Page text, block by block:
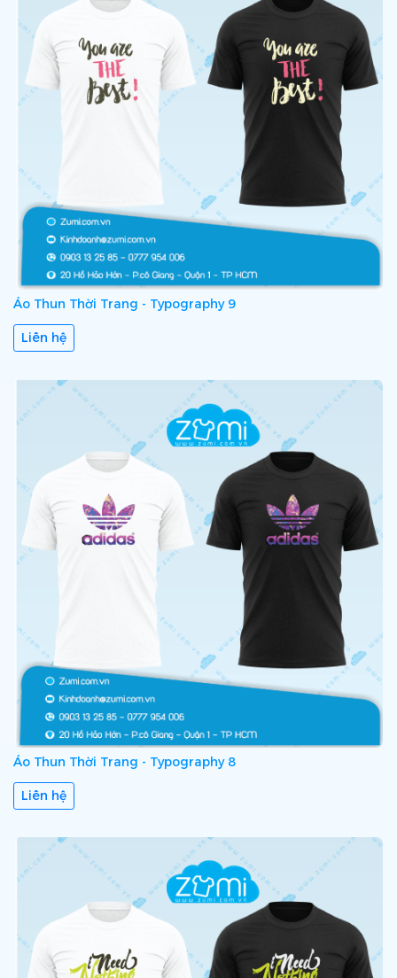
Áo Thun Thời Trang - Typography 9
Liên hệ
Áo Thun Thời Trang - Typography 8
Liên hệ